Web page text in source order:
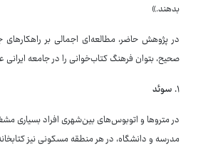
بدهند.»
در پژوهش حاضر، مطالعه‌ای اجمالی بر
صحیح، بتوان فرهنگ کتاب‌خوانی را در جامعه
۱. سوئد
در متروها و اتوبوس‌های بین‌شهری افراد بسیاری